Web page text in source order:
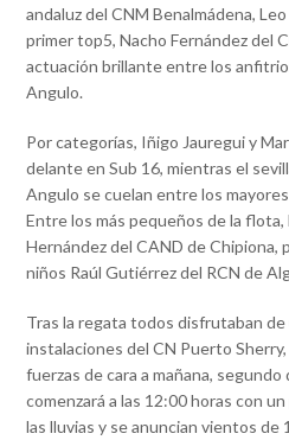
andaluz del CNM Benalmádena,
primer top5, Nacho Fernández del
actuación brillante entre los
Angulo.
Por categorías, Iñigo Jauregui y
delante en Sub 16, mientras el
Angulo se cuelan entre los
Entre los más pequeños de la flota,
Hernández del CAND de Chipiona,
niños Raúl Gutiérrez del RCN de
Tras la regata todos disfrutaban de
instalaciones del CN Puerto
fuerzas de cara a mañana,
comenzará a las 12:00 horas con
las lluvias y se anuncian vientos de